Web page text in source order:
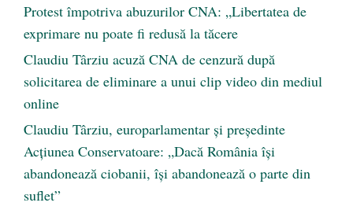
Protest împotriva abuzurilor CNA: „Libertatea de
exprimare nu poate fi redusă la tăcere
Claudiu Târziu acuză CNA de cenzură după
solicitarea de eliminare a unui clip video din mediul
online
Claudiu Târziu, europarlamentar și președinte
Acțiunea Conservatoare: „Dacă România își
abandonează ciobanii, își abandonează o parte din
suflet”